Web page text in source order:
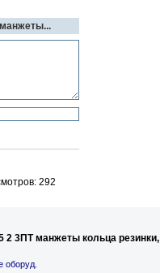
292
2 3ПТ манжеты кольца резинки,
оборуд.